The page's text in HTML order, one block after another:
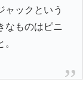
ャックという
なものはピニ